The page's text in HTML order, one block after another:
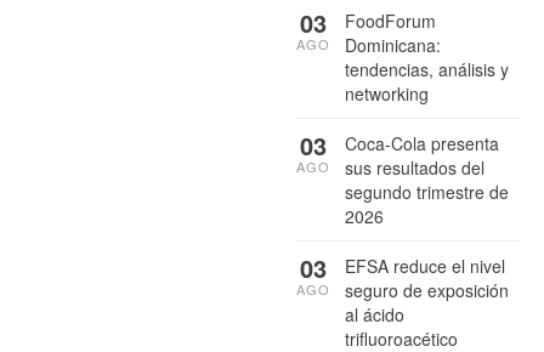
FoodForum
Dominicana:
tendencias, análisis y
networking
03
AGO
Coca-Cola presenta
sus resultados del
segundo trimestre de
2026
03
AGO
EFSA reduce el nivel
seguro de exposición
al ácido
trifluoroacético
03
AGO